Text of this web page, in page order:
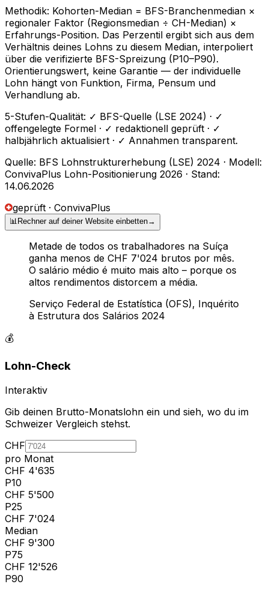
Methodik: Kohorten-Median = BFS-Branchenmedian ×
regionaler Faktor (Regionsmedian ÷ CH-Median) ×
Erfahrungs-Position. Das Perzentil ergibt sich aus dem
Verhältnis deines Lohns zu diesem Median, interpoliert
über die verifizierte BFS-Spreizung (P10–P90).
Orientierungswert, keine Garantie — der individuelle
Lohn hängt von Funktion, Firma, Pensum und
Verhandlung ab.
5-Stufen-Qualität: ✓ BFS-Quelle (LSE 2024) · ✓
offengelegte Formel · ✓ redaktionell geprüft · ✓
halbjährlich aktualisiert · ✓ Annahmen transparent.
Quelle: BFS Lohnstrukturerhebung (LSE) 2024 · Modell:
ConvivaPlus Lohn-Positionierung 2026 · Stand:
14.06.2026
geprüft · ConvivaPlus
📊Rechner auf deiner Website einbetten→
Metade de todos os trabalhadores na Suíça
ganha menos de CHF 7'024 brutos por mês.
O salário médio é muito mais alto – porque os
altos rendimentos distorcem a média.
Serviço Federal de Estatística (OFS), Inquérito
à Estrutura dos Salários 2024
💰
Lohn-Check
Interaktiv
Gib deinen Brutto-Monatslohn ein und sieh, wo du im
Schweizer Vergleich stehst.
CHF
pro Monat
CHF 4'635
P10
CHF 5'500
P25
CHF 7'024
Median
CHF 9'300
P75
CHF 12'526
P90